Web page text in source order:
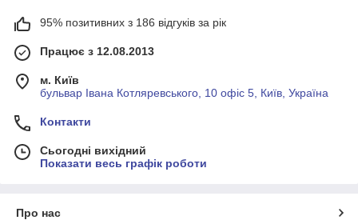
95% позитивних з 186 відгуків за рік
Працює з 12.08.2013
м. Київ
бульвар Івана Котляревського, 10 офіс 5, Київ, Україна
Контакти
Сьогодні вихідний
Показати весь графік роботи
Про нас